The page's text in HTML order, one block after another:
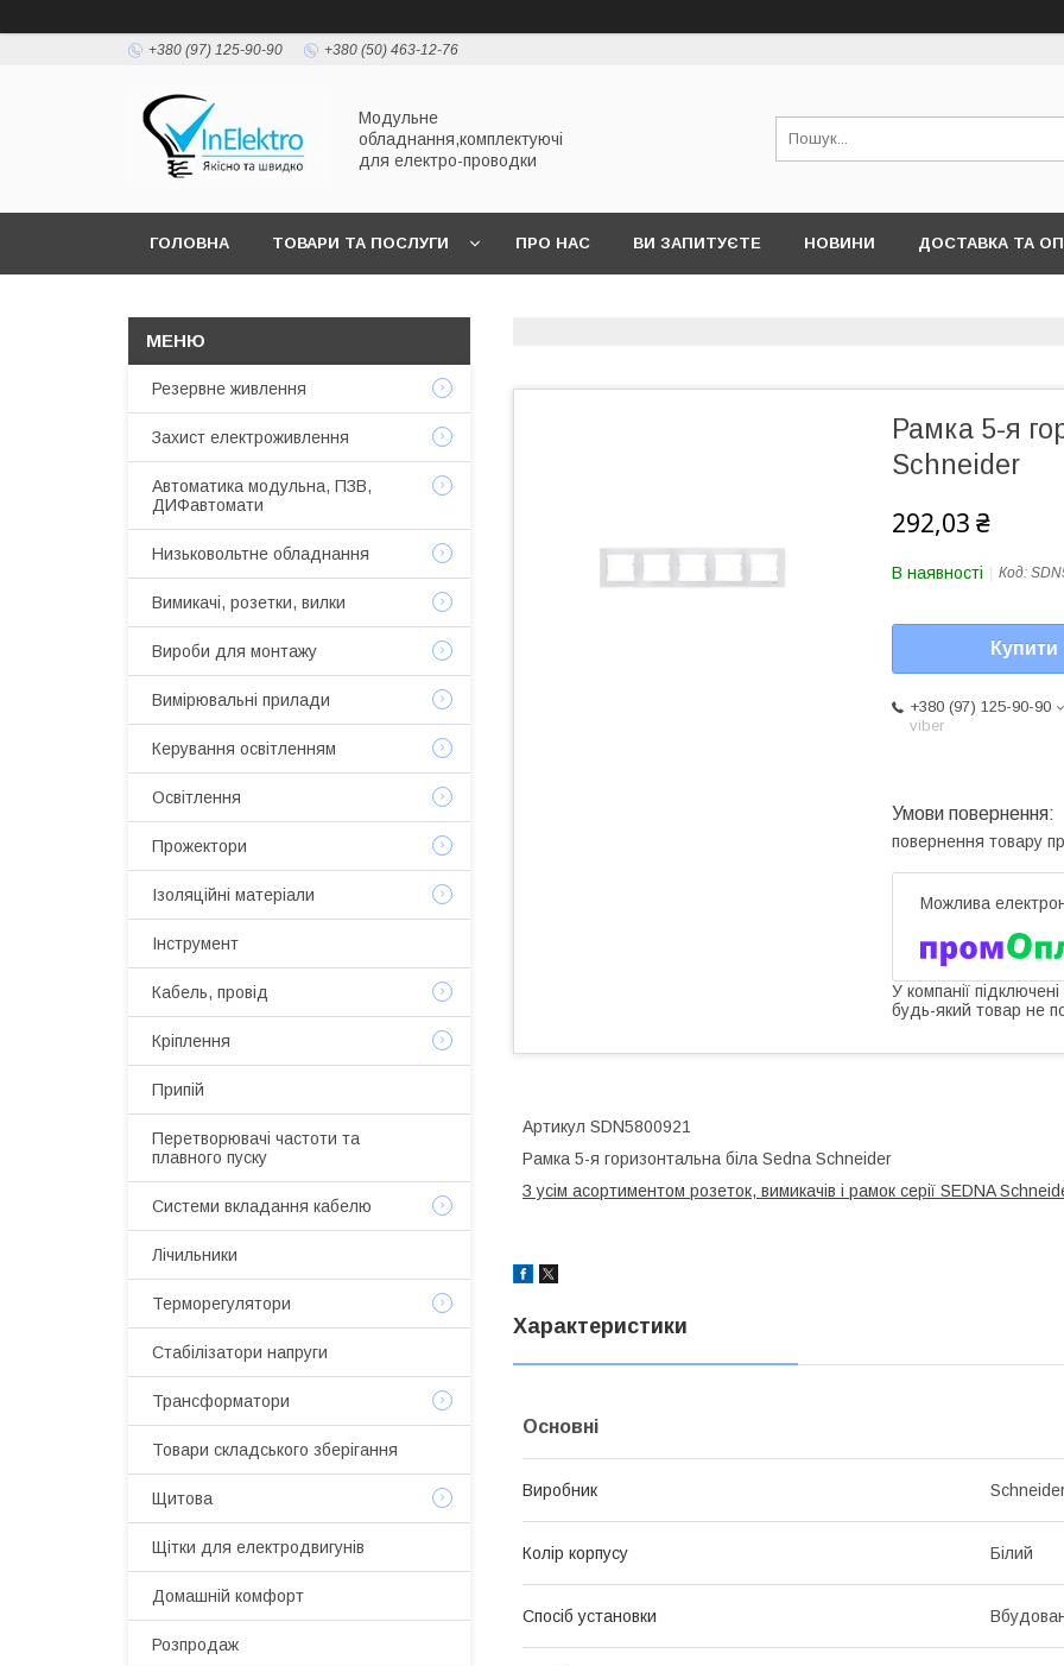
+380 (97) 125-90-90 +380 (50) 463-12-76
Модульне
обладнання,комплектуючі
для електро-проводки
ГОЛОВНА ТОВАРИ ТА ПОСЛУГИ ПРО НАС ВИ ЗАПИТУЄТЕ НОВИНИ ДОСТАВКА ТА
Рамка 5-я
Schneider
292,03 ₴
В наявності Код:
Купити
+380 (97) 125-90-90
viber
повернення товару
У компанії
будь-який товар не
Артикул SDN5800921
Рамка 5-я горизонтальна біла Sedna Schneider
З усім асортиментом розеток, вимикачів і рамок серії SEDNA
Характеристики
Основні
Виробник
Колір корпусу Білий
Спосіб установки
Резервне живлення
Захист електроживлення
Автоматика модульна, ПЗВ,
ДИФавтомати
Низьковольтне обладнання
Вимикачі, розетки, вилки
Вироби для монтажу
Вимірювальні прилади
Керування освітленням
Освітлення
Прожектори
Ізоляційні матеріали
Інструмент
Кабель, провід
Кріплення
Припій
Перетворювачі частоти та
плавного пуску
Системи вкладання кабелю
Лічильники
Терморегулятори
Стабілізатори напруги
Трансформатори
Товари складського зберігання
Щитова
Щітки для електродвигунів
Домашній комфорт
Розпродаж